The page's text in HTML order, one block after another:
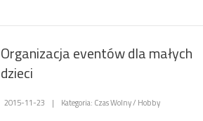
Organizacja eventów dla małych
dzieci
2015-11-23 | Kategoria: Czas Wolny / Hobby